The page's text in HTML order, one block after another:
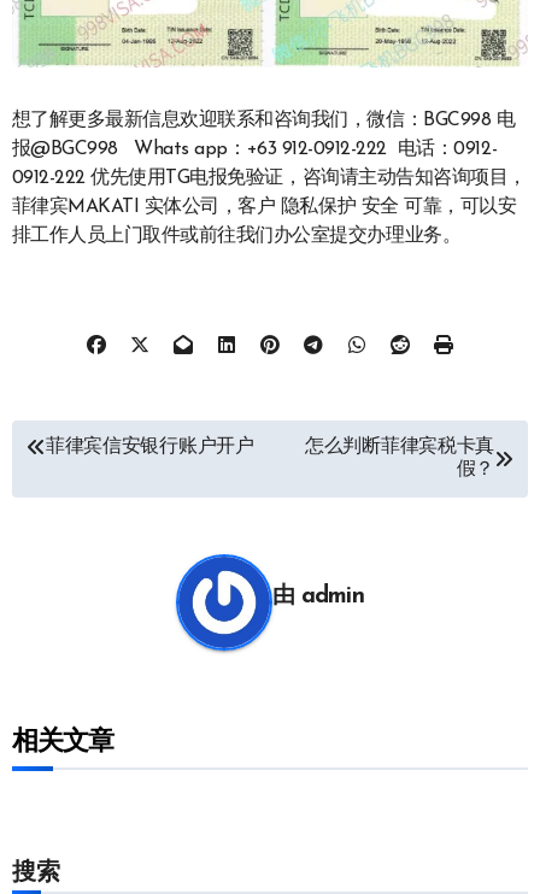
想了解更多最新信息欢迎联系和咨询我们，微信：BGC998 电
报@BGC998 Whats app：+63 912-0912-222 电话：0912-
0912-222 优先使用TG电报免验证，咨询请主动告知咨询项目，
菲律宾MAKATI 实体公司，客户 隐私保护 安全 可靠，可以安
排工作人员上门取件或前往我们办公室提交办理业务。
文 菲律宾信安银行账户开户
怎么判断菲律宾税卡真
假？
由 admin
相关文章
搜索